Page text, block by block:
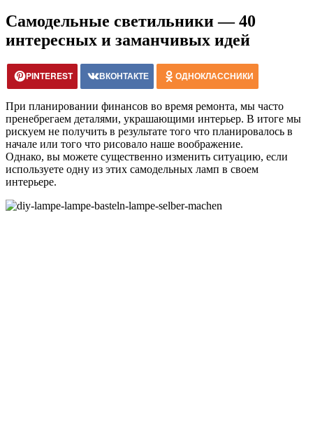
Самодельные светильники — 40
интересных и заманчивых идей
PINTEREST ВКОНТАКТЕ ОДНОКЛАССНИКИ
При планировании финансов во время ремонта, мы часто
пренебрегаем деталями, украшающими интерьер. В итоге мы
рискуем не получить в результате того что планировалось в
начале или того что рисовало наше воображение.
Однако, вы можете существенно изменить ситуацию, если
используете одну из этих самодельных ламп в своем
интерьере.